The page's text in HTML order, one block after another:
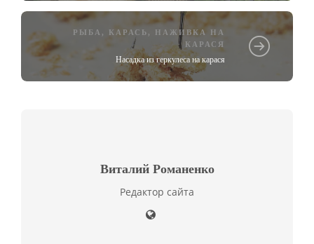
РЫБА , КАРАСЬ , НАЖИВКА НА
КАРАСЯ
Насадка из геркулеса на карася
Виталий Романенко
Редактор сайта